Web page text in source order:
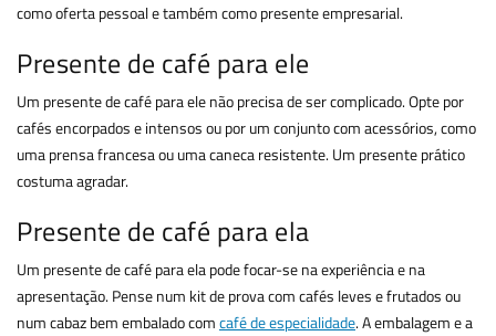
como oferta pessoal e também como presente empresarial.
Presente de café para ele
Um presente de café para ele não precisa de ser complicado. Opte por
cafés encorpados e intensos ou por um conjunto com acessórios, como
uma prensa francesa ou uma caneca resistente. Um presente prático
costuma agradar.
Presente de café para ela
Um presente de café para ela pode focar-se na experiência e na
apresentação. Pense num kit de prova com cafés leves e frutados ou
num cabaz bem embalado comcafé de especialidade. A embalagem e a